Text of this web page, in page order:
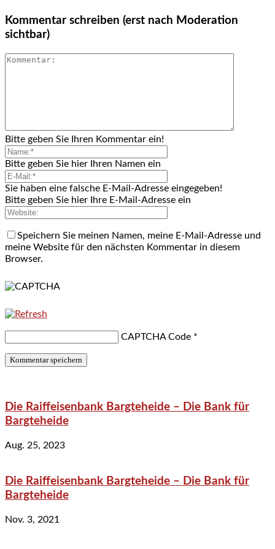
Kommentar schreiben (erst nach Moderation
sichtbar)
Bitte geben Sie Ihren Kommentar ein!
Bitte geben Sie hier Ihren Namen ein
Sie haben eine falsche E-Mail-Adresse eingegeben!
Bitte geben Sie hier Ihre E-Mail-Adresse ein
Speichern Sie meinen Namen, meine E-Mail-Adresse und
meine Website für den nächsten Kommentar in diesem
Browser.
CAPTCHA Code *
Die Raiffeisenbank Bargteheide – Die Bank für
Bargteheide
Aug. 25, 2023
Die Raiffeisenbank Bargteheide – Die Bank für
Bargteheide
Nov. 3, 2021